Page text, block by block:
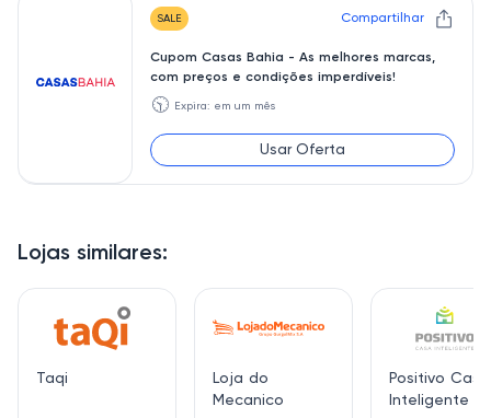
Lojas similares:
Taqi
Loja do
Mecanico
Positivo Casa
Inteligente
SALE Compartilhar
Cupom Casas Bahia - As melhores marcas,
com preços e condições imperdíveis!
🕥 Expira: em um mês
Usar Oferta